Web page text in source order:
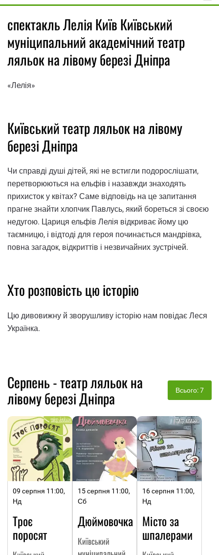
спектакль Лелія Київ Київський
муніципальний академічний театр
ляльок на лівому березі Дніпра
«Лелія»
Київський театр ляльок на лівому
березі Дніпра
Чи справді душі дітей, які не встигли подорослішати,
перетворюються на ельфів і назавжди знаходять
прихисток у квітах? Саме відповідь на це запитання
прагне знайти хлопчик Павлусь, який бореться зі своєю
недугою. Цариця ельфів Лелія відкриває йому цю
таємницю, і відтоді для героя починається мандрівка,
повна загадок, відкриттів і незвичайних зустрічей.
Хто розповість цю історію
Цю дивовижну й зворушливу історію нам повідає Леся
Українка.
Серпень - театр ляльок на
лівому березі Дніпра
Всього: 7
09 серпня 11:00,
Нд
Троє
поросят
15 серпня 11:00,
Сб
Дюймовочка
Київський
16 серпня 11:00,
Нд
Місто за
шпалерами